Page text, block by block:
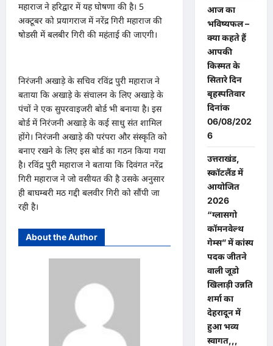
महाराज ने हरिद्वार में यह घोषणा की है। 5
अक्टूबर को प्रयागराज में नरेंद्र गिरी महाराज की
षोडसी में बलबीर गिरी की महंताई की जाएगी।
निरंजनी अखाड़े के सचिव रविंद्र पुरी महाराज ने
बताया कि अखाड़े के संचालन के लिए अखाड़े के
पंचों ने एक सुपरवाइजरी बोर्ड भी बनाया है। इस
बोर्ड में निरंजनी अखाड़े के कई साधु संत शामिल
होंगे। निरंजनी अखाड़े की परंपरा और संस्कृति को
बनाए रखने के लिए इस बोर्ड का गठन किया गया
है। रविंद्र पुरी महाराज ने बताया कि दिवंगत नरेंद्र
गिरी महाराज ने जो वसीयत की है उसके अनुसार
ही बाघम्बरी मठ गद्दी बलवीर गिरी को सौंपी जा
रही है।
About the Author
आज का
भविष्यफल –
क्या कहते हैं
आपकी
किस्मत के
सितारे दिन
बृहस्पतिवार
दिनांक
06/08/202
6
उत्तराखंड,
स्कॉटलैंड में
आयोजित
2026
“ग्लासगो
कॉमनवेल्थ
गेम्स” में कांस्य
पदक जीतने
वाली जूडो
खिलाड़ी उन्नति
शर्मा का
देहरादून में
हुआ भव्य
स्वागत,,,